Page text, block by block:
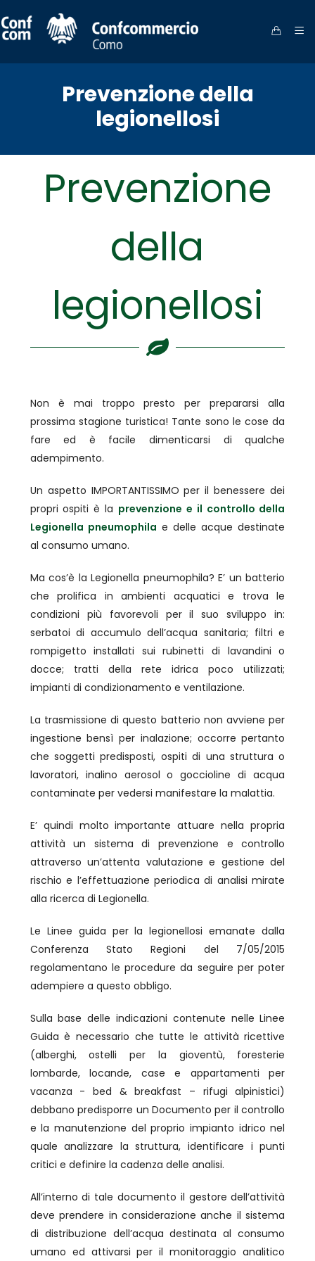
Prevenzione della
legionellosi
Prevenzione
della
legionellosi
Non è mai troppo presto per prepararsi alla
prossima stagione turistica! Tante sono le cose da
fare ed è facile dimenticarsi di qualche
adempimento.
Un aspetto IMPORTANTISSIMO per il benessere dei
propri ospiti è la prevenzione e il controllo della
Legionella pneumophila e delle acque destinate
al consumo umano.
Ma cos’è la Legionella pneumophila? E’ un batterio
che prolifica in ambienti acquatici e trova le
condizioni più favorevoli per il suo sviluppo in:
serbatoi di accumulo dell’acqua sanitaria; filtri e
rompigetto installati sui rubinetti di lavandini o
docce; tratti della rete idrica poco utilizzati;
impianti di condizionamento e ventilazione.
La trasmissione di questo batterio non avviene per
ingestione bensì per inalazione; occorre pertanto
che soggetti predisposti, ospiti di una struttura o
lavoratori, inalino aerosol o goccioline di acqua
contaminate per vedersi manifestare la malattia.
E’ quindi molto importante attuare nella propria
attività un sistema di prevenzione e controllo
attraverso un’attenta valutazione e gestione del
rischio e l’effettuazione periodica di analisi mirate
alla ricerca di Legionella.
Le Linee guida per la legionellosi emanate dalla
Conferenza Stato Regioni del 7/05/2015
regolamentano le procedure da seguire per poter
adempiere a questo obbligo.
Sulla base delle indicazioni contenute nelle Linee
Guida è necessario che tutte le attività ricettive
(alberghi, ostelli per la gioventù, foresterie
lombarde, locande, case e appartamenti per
vacanza - bed & breakfast – rifugi alpinistici)
debbano predisporre un Documento per il controllo
e la manutenzione del proprio impianto idrico nel
quale analizzare la struttura, identificare i punti
critici e definire la cadenza delle analisi.
All’interno di tale documento il gestore dell’attività
deve prendere in considerazione anche il sistema
di distribuzione dell’acqua destinata al consumo
umano ed attivarsi per il monitoraggio analitico